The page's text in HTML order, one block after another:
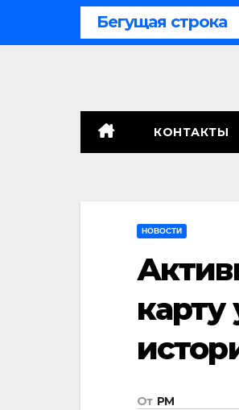
Бегущая строка
Система больше не монолитна
КОНТАКТЫ
НОВОСТИ
От РМ